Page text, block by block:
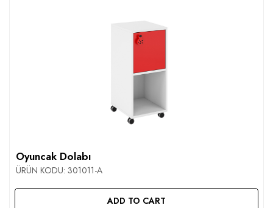
Oyuncak Dolabı
ÜRÜN KODU: 301011-A
ADD TO CART